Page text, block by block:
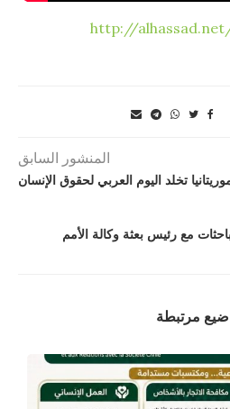
http://
المنشور السابق
تخلد اليوم العربي لحقوق الإنسان
مع رئيس بعثة وكالة الأمم
مرتبطة